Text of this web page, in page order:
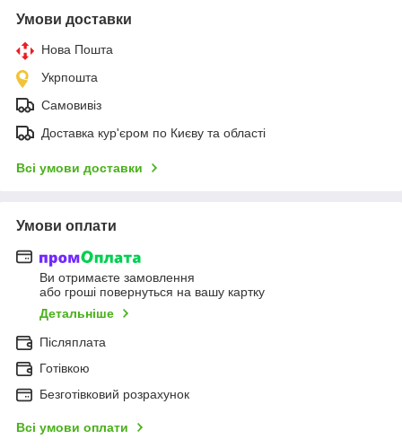
Умови доставки
Нова Пошта
Укрпошта
Самовивіз
Доставка кур'єром по Києву та області
Всі умови доставки
Умови оплати
Ви отримаєте замовлення
або гроші повернуться на вашу картку
Детальніше
Післяплата
Готівкою
Безготівковий розрахунок
Всі умови оплати